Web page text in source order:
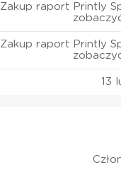
Zakup raport Printly
Zakup raport Printly
13